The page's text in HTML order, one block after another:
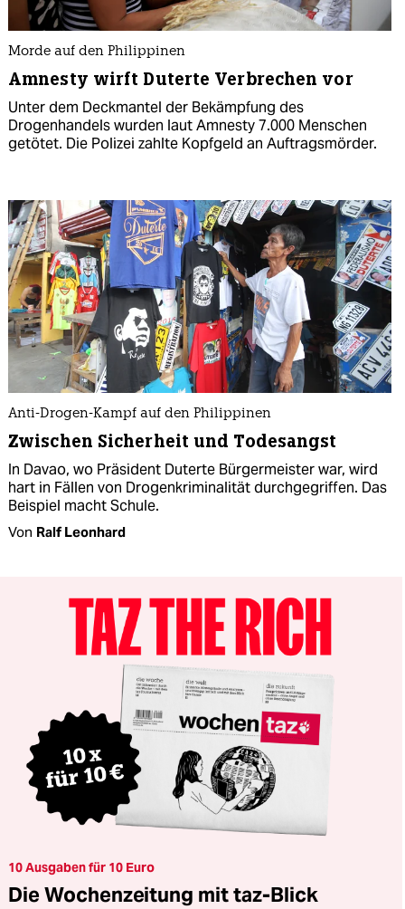
Morde auf den Philippinen
Amnesty wirft Duterte Verbrechen vor
Unter dem Deckmantel der Bekämpfung des
Drogenhandels wurden laut Amnesty 7.000 Menschen
getötet. Die Polizei zahlte Kopfgeld an Auftragsmörder.
Anti-Drogen-Kampf auf den Philippinen
Zwischen Sicherheit und Todesangst
In Davao, wo Präsident Duterte Bürgermeister war, wird
hart in Fällen von Drogenkriminalität durchgegriffen. Das
Beispiel macht Schule.
Von Ralf Leonhard
10 Ausgaben für 10 Euro
Die Wochenzeitung mit taz-Blick